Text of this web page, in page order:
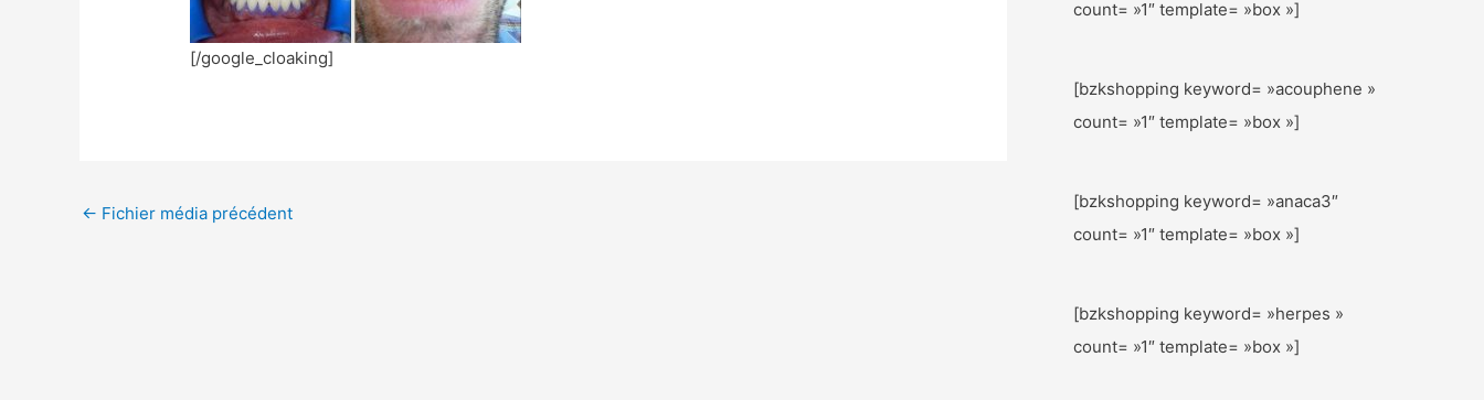
[/google_cloaking]
← Fichier média précédent
count= »1″ template= »box »]
[bzkshopping keyword= »acouphene »
count= »1″ template= »box »]
[bzkshopping keyword= »anaca3″
count= »1″ template= »box »]
[bzkshopping keyword= »herpes »
count= »1″ template= »box »]